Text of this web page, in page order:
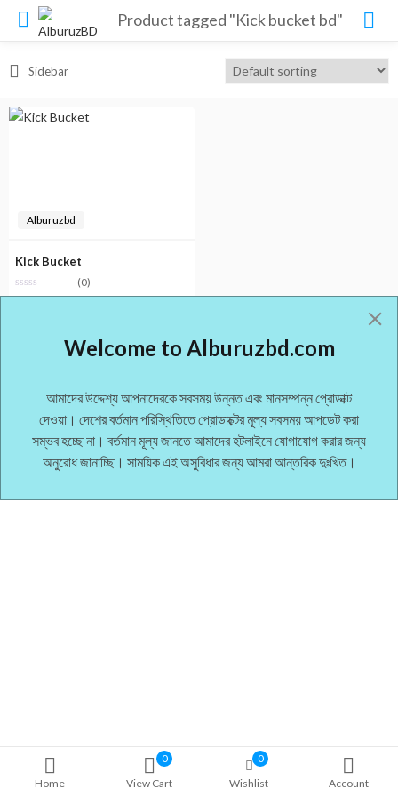
Product tagged "Kick bucket bd"
Home
0
View Cart
0
Wishlist
Account
Sidebar
Alburuzbd
Kick Bucket
(0)
Welcome to Alburuzbd.com
আমাদের উদ্দেশ্য আপনাদেরকে সবসময় উন্নত এবং মানসম্পন্ন প্রোডাক্ট
দেওয়া। দেশের বর্তমান পরিস্থিতিতে প্রোডাক্টের মূল্য সবসময় আপডেট করা
সম্ভব হচ্ছে না। বর্তমান মূল্য জানতে আমাদের হটলাইনে যোগাযোগ করার জন্য
অনুরোধ জানাচ্ছি। সাময়িক এই অসুবিধার জন্য আমরা আন্তরিক দুঃখিত।